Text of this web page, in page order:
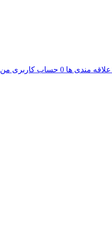
علاقه مندی ها 0 حساب کاربری من